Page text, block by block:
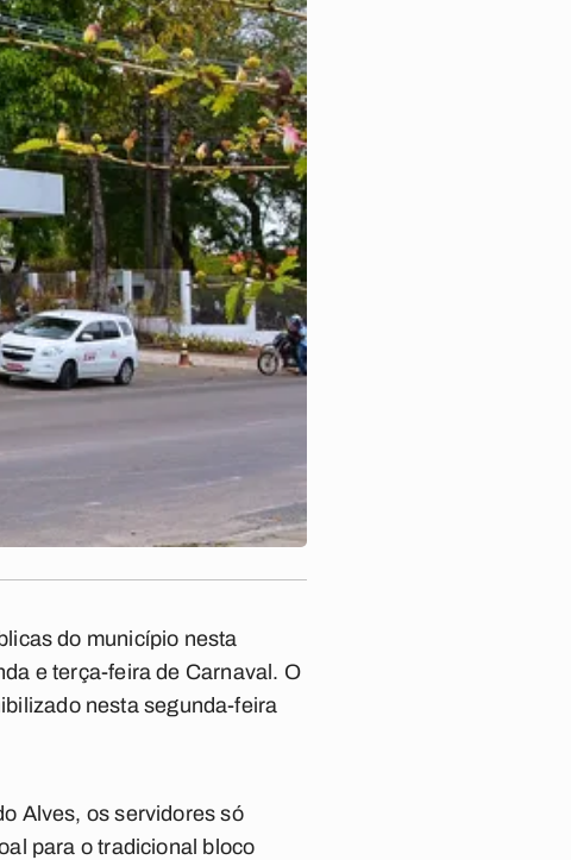
do município nesta
e terça-feira de Carnaval. O
nesta segunda-feira
Alves, os servidores só
para o tradicional bloco